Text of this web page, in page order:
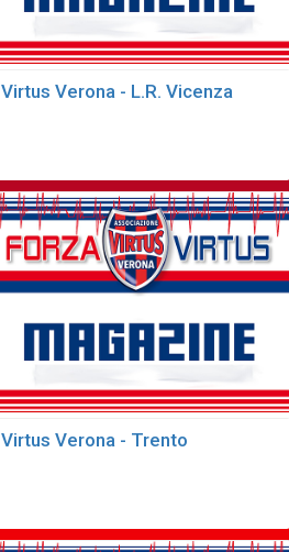
Virtus Verona - L.R. Vicenza
Virtus Verona - Trento